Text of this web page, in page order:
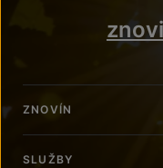
ZNOVÍN
SLUŽBY